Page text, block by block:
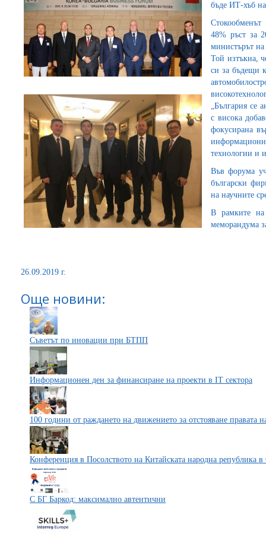
бъде ИТ-хъб
48% ръст за
министърът
Той изтъкна,
си за бъдещи
„България се
с висока
фокусирана
технологии и
Във форума
български
на научните
В рамките на
меморандума
26.09.2019 г.
Още новини:
Съветът по иновации при БТПП
Информационен ден за финансиране на проекти в IT сектора
100 години от раждането на движението за отстояване правата
Конференция в Посолството на Китайската народна република
С БГ Баркод: максимално автентични